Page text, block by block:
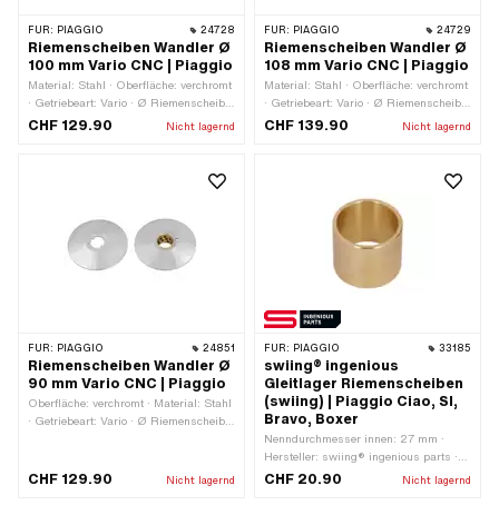
FÜR: PIAGGIO 24728
Riemenscheiben Wandler Ø
100 mm Vario CNC | Piaggio
Material: Stahl · Oberfläche: verchromt
· Getriebeart: Vario · Ø Riemenscheibe
aussen: 100 mm
CHF 129.90 Nicht lagernd
FÜR: PIAGGIO 24729
Riemenscheiben Wandler Ø
108 mm Vario CNC | Piaggio
Material: Stahl · Oberfläche: verchromt
· Getriebeart: Vario · Ø Riemenscheibe
aussen: 108 mm
CHF 139.90 Nicht lagernd
FÜR: PIAGGIO 24851
Riemenscheiben Wandler Ø
90 mm Vario CNC | Piaggio
Oberfläche: verchromt · Material: Stahl
· Getriebeart: Vario · Ø Riemenscheibe
CHF 129.90 Nicht lagernd
FÜR: PIAGGIO 33185
swiing® ingenious
Gleitlager Riemenscheiben
(swiing) | Piaggio Ciao, SI,
Bravo, Boxer
Nenndurchmesser innen: 27 mm ·
Hersteller: swiing® ingenious parts ·
Material: spezielle Lagerbronze ·
CHF 20.90 Nicht lagernd